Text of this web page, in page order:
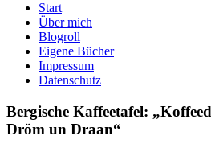
Start
Über mich
Blogroll
Eigene Bücher
Impressum
Datenschutz
Bergische Kaffeetafel:
Dröm un Draan“